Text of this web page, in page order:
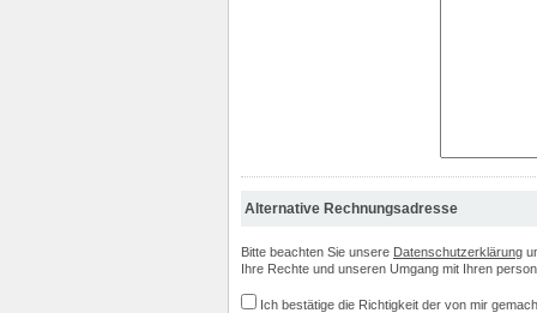
Alternative Rechnungsadresse
Bitte beachten Sie unsere Datenschutzerklärung
Ihre Rechte und unseren Umgang mit Ihren
Ich bestätige die Richtigkeit der von mir